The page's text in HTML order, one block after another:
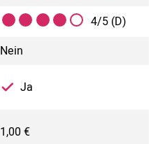
4/5 (D)
Nein
Ja
1,00 €